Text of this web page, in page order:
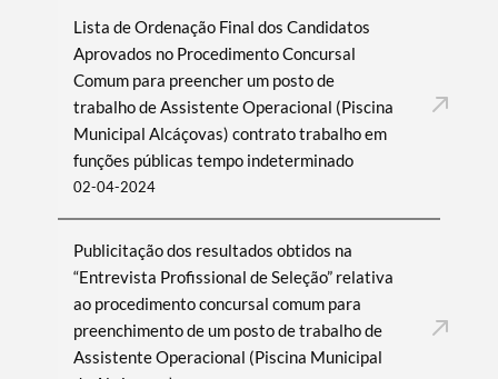
Lista de Ordenação Final dos Candidatos
Aprovados no Procedimento Concursal
Comum para preencher um posto de
trabalho de Assistente Operacional (Piscina
Municipal Alcáçovas) contrato trabalho em
funções públicas tempo indeterminado
02-04-2024
Publicitação dos resultados obtidos na
“Entrevista Profissional de Seleção” relativa
ao procedimento concursal comum para
preenchimento de um posto de trabalho de
Assistente Operacional (Piscina Municipal